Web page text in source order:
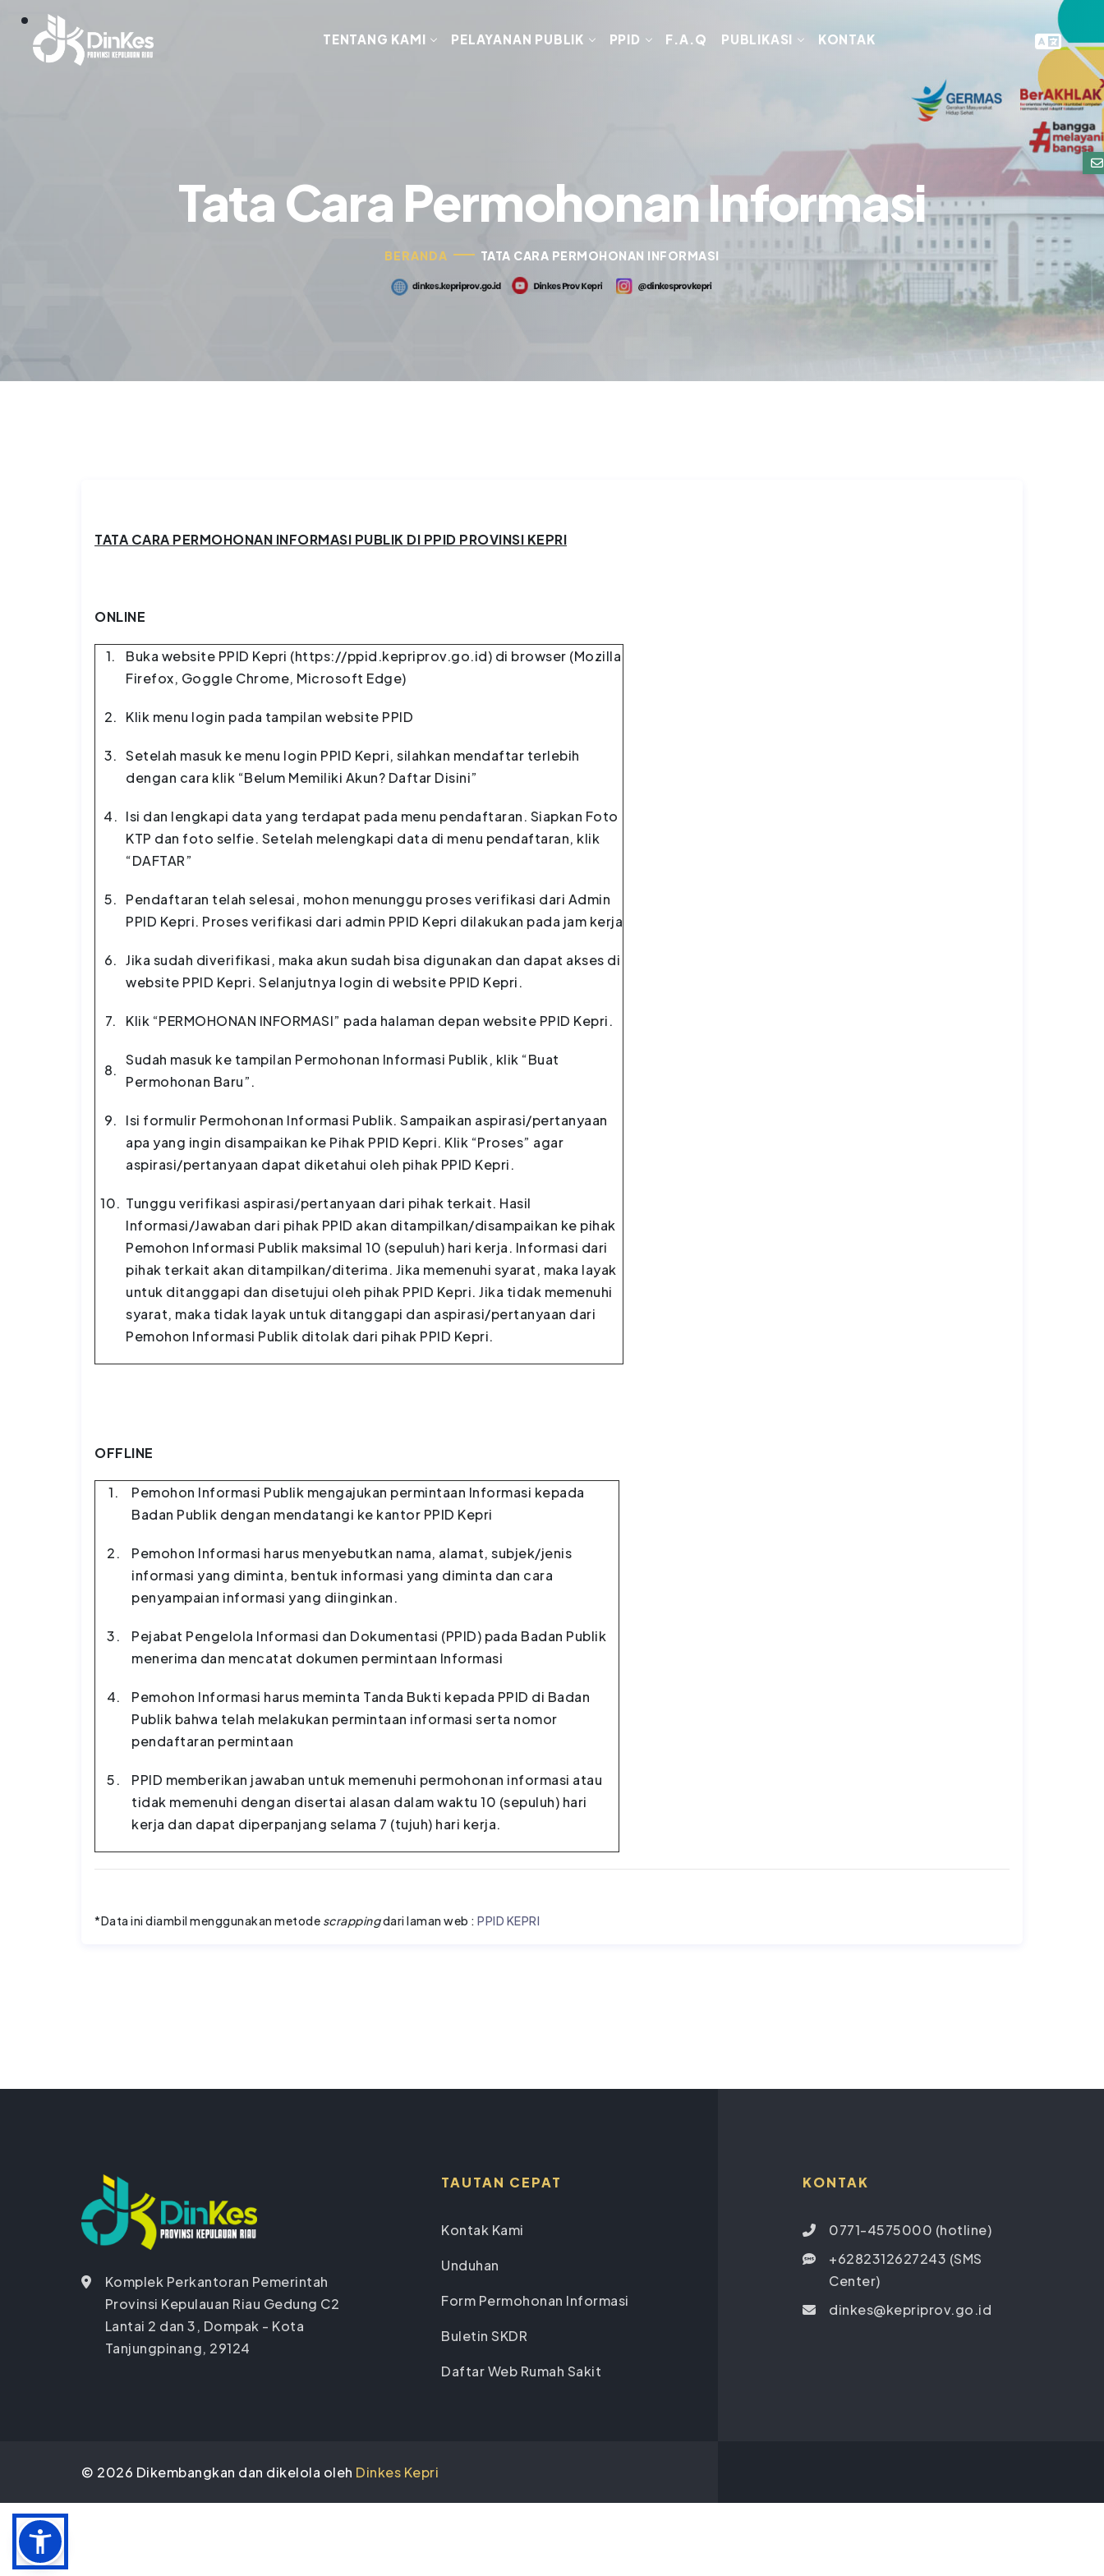
TENTANG KAMI PELAYANAN PUBLIK PPID F.A.Q PUBLIKASI KONTAK
Tata Cara Permohonan Informasi
BERANDA TATA CARA PERMOHONAN INFORMASI
TATA CARA PERMOHONAN INFORMASI PUBLIK DI PPID PROVINSI KEPRI
ONLINE
1.
Buka website PPID Kepri (https://ppid.kepriprov.go.id) di browser (Mozilla
Firefox, Goggle Chrome, Microsoft Edge)
2. Klik menu login pada tampilan website PPID
3. Setelah masuk ke menu login PPID Kepri, silahkan mendaftar terlebih
dengan cara klik “Belum Memiliki Akun? Daftar Disini”
4. Isi dan lengkapi data yang terdapat pada menu pendaftaran. Siapkan Foto
KTP dan foto selfie. Setelah melengkapi data di menu pendaftaran, klik
“DAFTAR”
5.
Pendaftaran telah selesai, mohon menunggu proses verifikasi dari Admin
PPID Kepri. Proses verifikasi dari admin PPID Kepri dilakukan pada jam kerja
6. Jika sudah diverifikasi, maka akun sudah bisa digunakan dan dapat akses di
website PPID Kepri. Selanjutnya login di website PPID Kepri.
7. Klik “PERMOHONAN INFORMASI” pada halaman depan website PPID Kepri.
8.
Sudah masuk ke tampilan Permohonan Informasi Publik, klik “Buat
Permohonan Baru”.
9.
Isi formulir Permohonan Informasi Publik. Sampaikan aspirasi/pertanyaan
apa yang ingin disampaikan ke Pihak PPID Kepri. Klik “Proses” agar
aspirasi/pertanyaan dapat diketahui oleh pihak PPID Kepri.
10. Tunggu verifikasi aspirasi/pertanyaan dari pihak terkait. Hasil
Informasi/Jawaban dari pihak PPID akan ditampilkan/disampaikan ke pihak
Pemohon Informasi Publik maksimal 10 (sepuluh) hari kerja. Informasi dari
pihak terkait akan ditampilkan/diterima. Jika memenuhi syarat, maka layak
untuk ditanggapi dan disetujui oleh pihak PPID Kepri. Jika tidak memenuhi
syarat, maka tidak layak untuk ditanggapi dan aspirasi/pertanyaan dari
Pemohon Informasi Publik ditolak dari pihak PPID Kepri.
OFFLINE
1.
Pemohon Informasi Publik mengajukan permintaan Informasi kepada
Badan Publik dengan mendatangi ke kantor PPID Kepri
2.
Pemohon Informasi harus menyebutkan nama, alamat, subjek/jenis
informasi yang diminta, bentuk informasi yang diminta dan cara
penyampaian informasi yang diinginkan.
3.
Pejabat Pengelola Informasi dan Dokumentasi (PPID) pada Badan Publik
menerima dan mencatat dokumen permintaan Informasi
4.
Pemohon Informasi harus meminta Tanda Bukti kepada PPID di Badan
Publik bahwa telah melakukan permintaan informasi serta nomor
pendaftaran permintaan
5.
PPID memberikan jawaban untuk memenuhi permohonan informasi atau
tidak memenuhi dengan disertai alasan dalam waktu 10 (sepuluh) hari
kerja dan dapat diperpanjang selama 7 (tujuh) hari kerja.
*Data ini diambil menggunakan metode scrappingdari laman web : PPID KEPRI
Komplek Perkantoran Pemerintah
Provinsi Kepulauan Riau Gedung C2
Lantai 2 dan 3, Dompak - Kota
Tanjungpinang, 29124
TAUTAN CEPAT
Kontak Kami
Unduhan
Form Permohonan Informasi
Buletin SKDR
Daftar Web Rumah Sakit
KONTAK
0771-4575000 (hotline)
+6282312627243 (SMS
Center)
dinkes@kepriprov.go.id
© 2026 Dikembangkan dan dikelola oleh Dinkes Kepri